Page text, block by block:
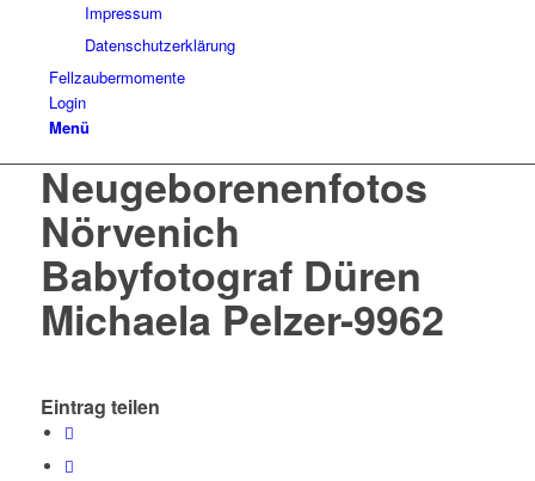
Impressum
Datenschutzerklärung
Fellzaubermomente
Login
Menü
Neugeborenenfotos
Nörvenich
Babyfotograf Düren
Michaela Pelzer-9962
Eintrag teilen